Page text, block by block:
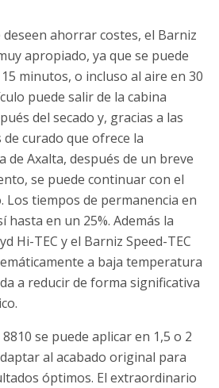
ahorrar costes, el Barniz
apropiado, ya que se puede
15 minutos, o incluso al aire en 30
puede salir de la cabina
del secado y, gracias a las
curado que ofrece la
de Axalta, después de un breve
se puede continuar con el
Los tiempos de permanencia en
hasta en un 25%. Además la
Hi-TEC y el Barniz Speed-TEC
a baja temperatura
a reducir de forma significativa
se puede aplicar en 1,5 o 2
al acabado original para
óptimos. El extraordinario